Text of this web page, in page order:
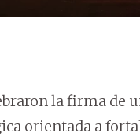
la firma de
orientada a